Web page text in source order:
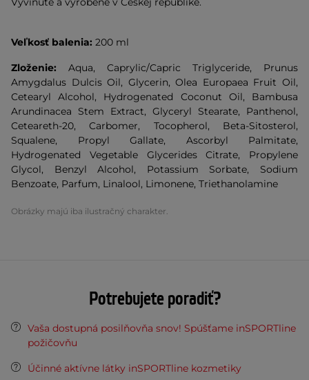
Veľkosť balenia: 200 ml
Zloženie:
Aqua, Caprylic/Capric Triglyceride, Prunus
Amygdalus Dulcis Oil, Glycerin, Olea Europaea Fruit Oil,
Cetearyl Alcohol, Hydrogenated Coconut Oil, Bambusa
Arundinacea Stem Extract, Glyceryl Stearate, Panthenol,
Ceteareth-20, Carbomer, Tocopherol, Beta-Sitosterol,
Squalene, Propyl Gallate, Ascorbyl Palmitate,
Hydrogenated Vegetable Glycerides Citrate, Propylene
Glycol, Benzyl Alcohol, Potassium Sorbate, Sodium
Benzoate, Parfum, Linalool, Limonene, Triethanolamine
Obrázky majú iba ilustračný charakter.
Potrebujete poradiť?
Vaša dostupná posilňovňa snov! Spúšťame inSPORTline
požičovňu
Účinné aktívne látky inSPORTline kozmetiky